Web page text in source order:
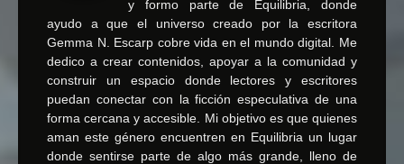
y formo parte de Equilibria, donde
ayudo a que el universo creado por la escritora
Gemma N. Escarp cobre vida en el mundo digital. Me
dedico a crear contenidos, apoyar a la comunidad y
construir un espacio donde lectores y escritores
puedan conectar con la ficción especulativa de una
forma cercana y accesible. Mi objetivo es que quienes
aman este género encuentren en Equilibria un lugar
donde sentirse parte de algo más grande, lleno de